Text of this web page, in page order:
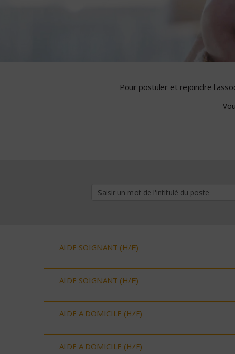
Pour postuler et rejoindre
AIDE SOIGNANT (H/F)
AIDE SOIGNANT (H/F)
AIDE A DOMICILE (H/F)
AIDE A DOMICILE (H/F)